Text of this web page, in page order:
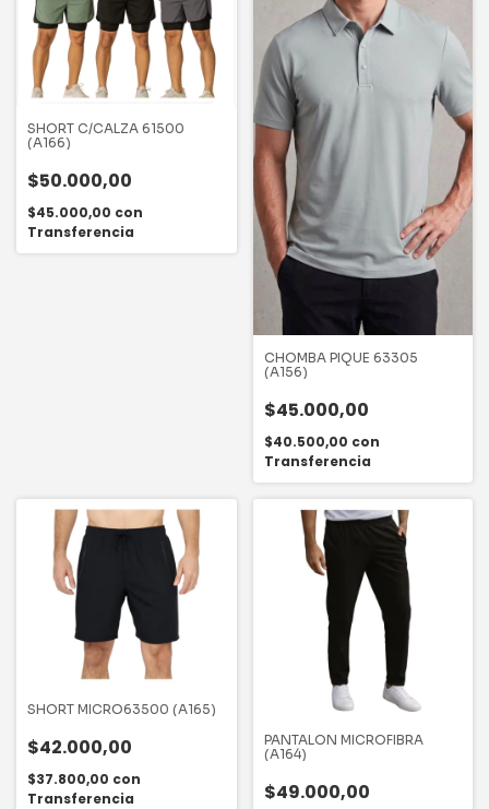
SHORT C/CALZA 61500
(A166)
$50.000,00
$45.000,00 con
Transferencia
CHOMBA PIQUE 63305
(A156)
$45.000,00
$40.500,00 con
Transferencia
SHORT MICRO63500 (A165)
$42.000,00
$37.800,00 con
Transferencia
PANTALON MICROFIBRA
(A164)
$49.000,00